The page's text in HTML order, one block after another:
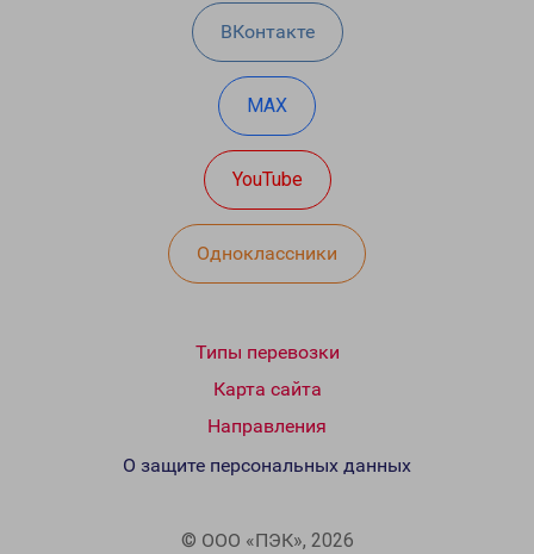
ВКонтакте
MAX
YouTube
Одноклассники
Типы перевозки
Карта сайта
Направления
© ООО «ПЭК», 2026
О защите персональных данных